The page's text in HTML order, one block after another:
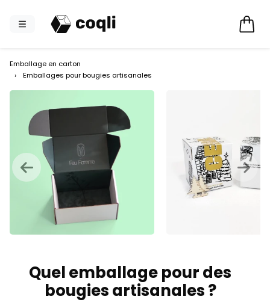
Emballage en carton
›
Emballages pour bougies artisanales
Quel emballage pour des
bougies artisanales ?